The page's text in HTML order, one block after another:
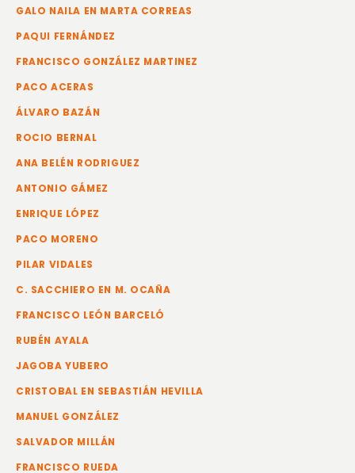
GALO NAILA EN MARTA CORREAS
PAQUI FERNÁNDEZ
FRANCISCO GONZÁLEZ MARTINEZ
PACO ACERAS
ÁLVARO BAZÁN
ROCIO BERNAL
ANA BELÉN RODRIGUEZ
ANTONIO GÁMEZ
ENRIQUE LÓPEZ
PACO MORENO
PILAR VIDALES
C. SACCHIERO EN M. OCAÑA
FRANCISCO LEÓN BARCELÓ
RUBÉN AYALA
JAGOBA YUBERO
CRISTOBAL EN SEBASTIÁN HEVILLA
MANUEL GONZÁLEZ
SALVADOR MILLÁN
FRANCISCO RUEDA